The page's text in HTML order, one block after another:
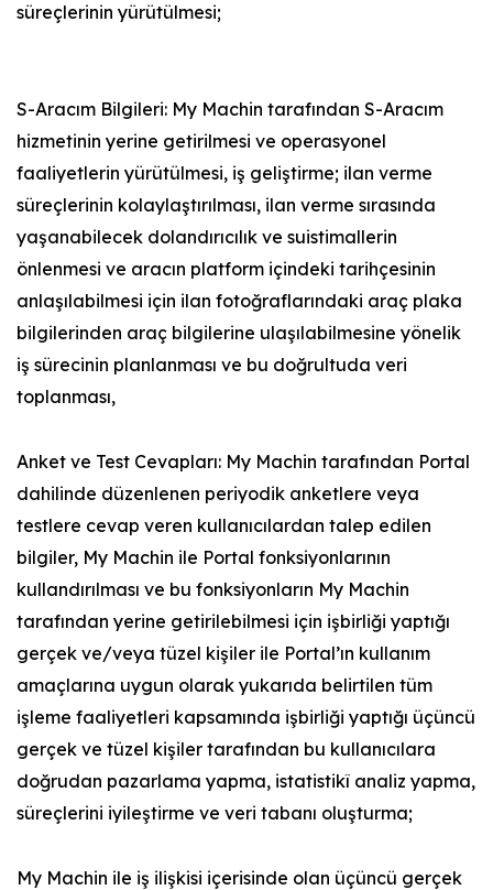
süreçlerinin yürütülmesi;
S-Aracım Bilgileri: My Machin tarafından S-Aracım
hizmetinin yerine getirilmesi ve operasyonel
faaliyetlerin yürütülmesi, iş geliştirme; ilan verme
süreçlerinin kolaylaştırılması, ilan verme sırasında
yaşanabilecek dolandırıcılık ve suistimallerin
önlenmesi ve aracın platform içindeki tarihçesinin
anlaşılabilmesi için ilan fotoğraflarındaki araç plaka
bilgilerinden araç bilgilerine ulaşılabilmesine yönelik
iş sürecinin planlanması ve bu doğrultuda veri
toplanması,
Anket ve Test Cevapları: My Machin tarafından Portal
dahilinde düzenlenen periyodik anketlere veya
testlere cevap veren kullanıcılardan talep edilen
bilgiler, My Machin ile Portal fonksiyonlarının
kullandırılması ve bu fonksiyonların My Machin
tarafından yerine getirilebilmesi için işbirliği yaptığı
gerçek ve/veya tüzel kişiler ile Portal’ın kullanım
amaçlarına uygun olarak yukarıda belirtilen tüm
işleme faaliyetleri kapsamında işbirliği yaptığı üçüncü
gerçek ve tüzel kişiler tarafından bu kullanıcılara
doğrudan pazarlama yapma, istatistikî analiz yapma,
süreçlerini iyileştirme ve veri tabanı oluşturma;
My Machin ile iş ilişkisi içerisinde olan üçüncü gerçek